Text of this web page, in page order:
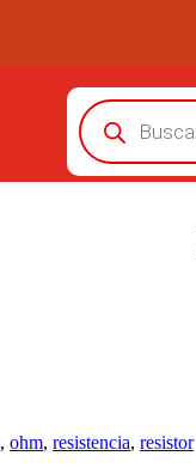
Búsqueda
de
productos
, ohm, resistencia, resistor